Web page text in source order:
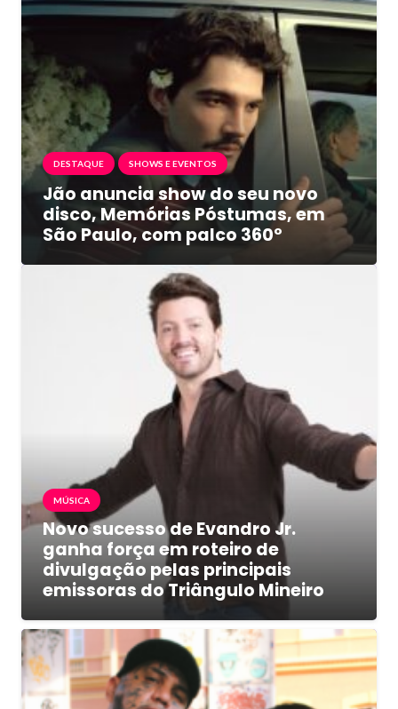
DESTAQUE SHOWS E EVENTOS
Jão anuncia show do seu novo
disco, Memórias Póstumas, em
São Paulo, com palco 360º
MÚSICA
Novo sucesso de Evandro Jr.
ganha força em roteiro de
divulgação pelas principais
emissoras do Triângulo Mineiro